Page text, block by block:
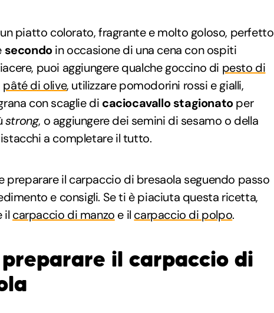
piatto colorato, fragrante e molto goloso, perfetto
secondoin occasione di una cena con ospiti
puoi aggiungere qualche goccino di pesto di
pâté di olive, utilizzare pomodorini rossi e gialli,
con scaglie di caciocavallo stagionatoper
strong, o aggiungere dei semini di sesamo o della
a completare il tutto.
preparare il carpaccio di bresaola seguendo passo
e consigli. Se ti è piaciuta questa ricetta,
il carpaccio di manzo e il carpaccio di polpo.
preparare il carpaccio di